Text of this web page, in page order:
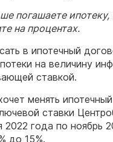
погашаете ипотеку,
на процентах.
в ипотечный
на величину
ставкой.
менять
ставки
2022 года по ноябрь
до 15%.